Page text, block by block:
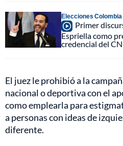
Elecciones Colombia
Primer
Espriella como
credencial del
El juez le prohibió a la
nacional o deportiva con el
como emplearla para
a personas con ideas de
diferente.